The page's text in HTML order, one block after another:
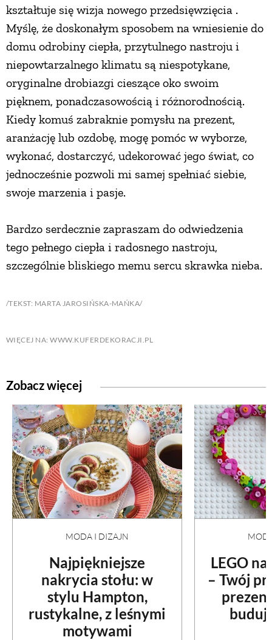
kształtuje się wizja nowego przedsięwzięcia .
Myślę, że doskonałym sposobem na wniesienie do
domu odrobiny ciepła, przytulnego nastroju i
niepowtarzalnego klimatu są niespotykane,
oryginalne drobiazgi cieszące oko swoim
pięknem, ponadczasowością i różnorodnością.
Kiedy komuś zabraknie pomysłu na prezent,
aranżację lub ozdobę, mogę pomóc w wyborze,
wykonać, dostarczyć, udekorować jego świat, co
jednocześnie pozwoli mi samej spełniać siebie,
swoje marzenia i pasje.
Bardzo serdecznie zapraszam do odwiedzenia
tego pełnego ciepła i radosnego nastroju,
szczególnie bliskiego memu sercu skrawka nieba.
/TEKST: MARTA JAROSIŃSKA-MAŃKA/
WIĘCEJ NA: WWW.KUFERDEKORACJI.PL
Zobacz więcej
MODA I DIZAJN
Najpiękniejsze
nakrycia stołu: w
stylu Hampton,
rustykalne, z leśnymi
motywami
LEGO
– Twój